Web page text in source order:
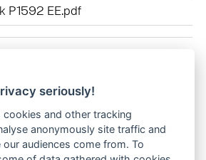
P1592 EE.pdf
EE.pdf
seriously!
and other tracking
anonymously site traffic and
audiences come from. To